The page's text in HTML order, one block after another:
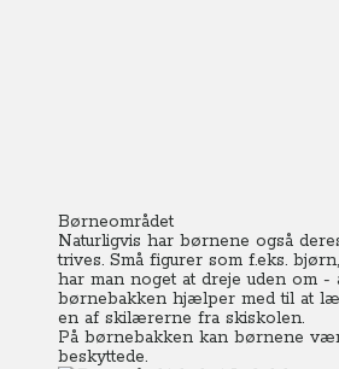
Børneområdet
Naturligvis har børnene også
trives. Små figurer som f.eks.
har man noget at dreje uden om
børnebakken hjælper med til at
en af skilærerne fra skiskolen.
På børnebakken kan børnene
beskyttede.